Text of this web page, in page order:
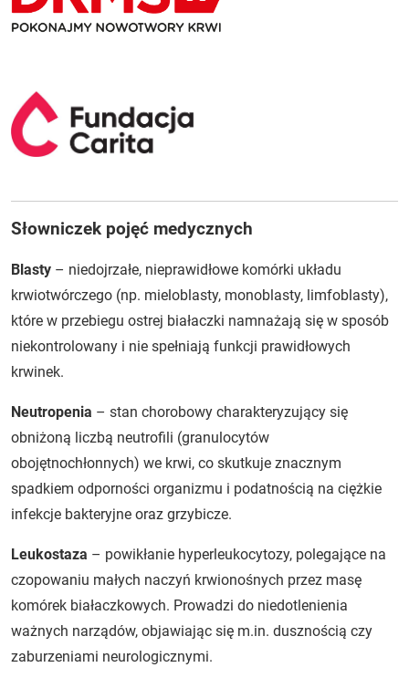
Słowniczek pojęć medycznych
Blasty – niedojrzałe, nieprawidłowe komórki układu
krwiotwórczego (np. mieloblasty, monoblasty, limfoblasty),
które w przebiegu ostrej białaczki namnażają się w sposób
niekontrolowany i nie spełniają funkcji prawidłowych
krwinek.
Neutropenia – stan chorobowy charakteryzujący się
obniżoną liczbą neutrofili (granulocytów
obojętnochłonnych) we krwi, co skutkuje znacznym
spadkiem odporności organizmu i podatnością na ciężkie
infekcje bakteryjne oraz grzybicze.
Leukostaza – powikłanie hyperleukocytozy, polegające na
czopowaniu małych naczyń krwionośnych przez masę
komórek białaczkowych. Prowadzi do niedotlenienia
ważnych narządów, objawiając się m.in. dusznością czy
zaburzeniami neurologicznymi.